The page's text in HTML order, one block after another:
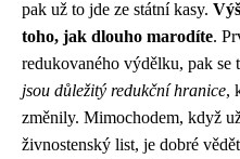
pak už to jde ze státní kasy.
toho, jak dlouho marodíte.
redukovaného výdělku, pak se
jsou důležitý redukční hranice,
změnily. Mimochodem, když
živnostenský list, je dobré